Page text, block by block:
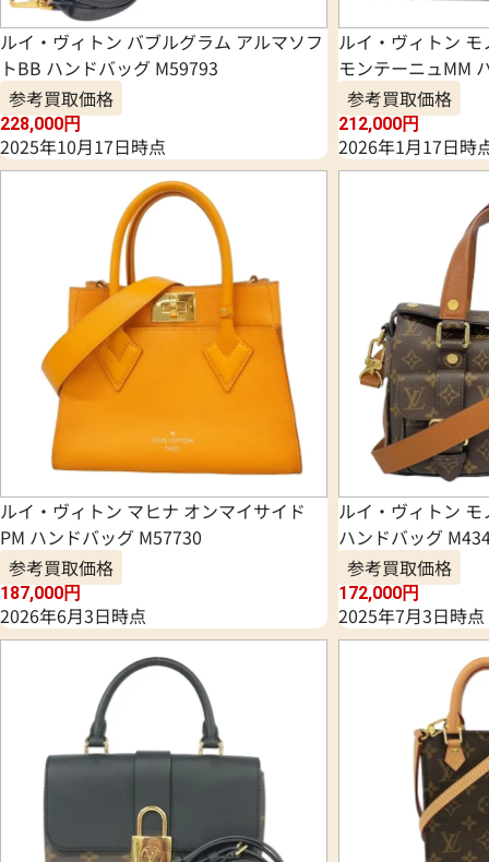
ルイ・ヴィトン バブルグラム アルマソフ
トBB ハンドバッグ M59793
参考買取価格
228,000円
2025年10月17日時点
ルイ・ヴィトン
モンテーニュMM
参考買取価格
212,000円
2026年1月17日時
ルイ・ヴィトン マヒナ オンマイサイド
PM ハンドバッグ M57730
参考買取価格
187,000円
2026年6月3日時点
ルイ・ヴィトン
ハンドバッグ
参考買取価格
172,000円
2025年7月3日時点